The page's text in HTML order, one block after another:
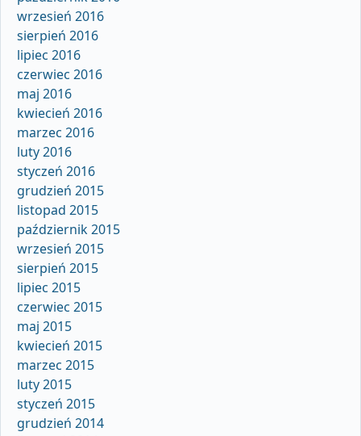
wrzesień 2016
sierpień 2016
lipiec 2016
czerwiec 2016
maj 2016
kwiecień 2016
marzec 2016
luty 2016
styczeń 2016
grudzień 2015
listopad 2015
październik 2015
wrzesień 2015
sierpień 2015
lipiec 2015
czerwiec 2015
maj 2015
kwiecień 2015
marzec 2015
luty 2015
styczeń 2015
grudzień 2014